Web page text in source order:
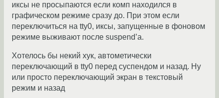
иксы не просыпаются если комп находился в
графическом режиме сразу до. При этом если
переключиться на tty0, иксы, запущенные в фоновом
режиме выживают после suspend’а.
Хотелось бы некий хук, автометически
переключающий в tty0 перед суспендом и назад. Ну
или просто переключающий экран в текстовый
режим и назад